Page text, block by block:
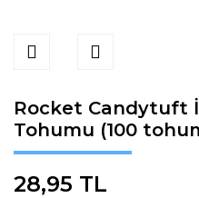
Rocket Candytuft
Tohumu (100
28,95 TL